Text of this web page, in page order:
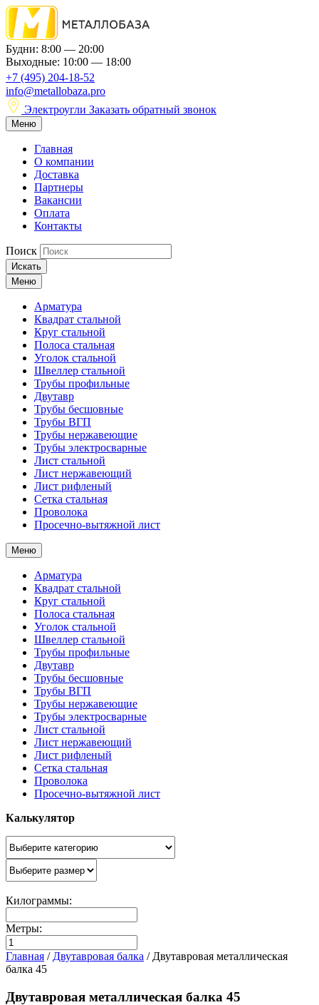
Будни: 8:00 — 20:00
Выходные: 10:00 — 18:00
+7 (495) 204-18-52
info@metallobaza.pro
Электроугли Заказать обратный звонок
Меню
Главная
О компании
Доставка
Партнеры
Вакансии
Оплата
Контакты
Поиск
Искать
Меню
Арматура
Квадрат стальной
Круг стальной
Полоса стальная
Уголок стальной
Швеллер стальной
Трубы профильные
Двутавр
Трубы бесшовные
Трубы ВГП
Трубы нержавеющие
Трубы электросварные
Лист стальной
Лист нержавеющий
Лист рифленый
Сетка стальная
Проволока
Просечно-вытяжной лист
Меню
Арматура
Квадрат стальной
Круг стальной
Полоса стальная
Уголок стальной
Швеллер стальной
Трубы профильные
Двутавр
Трубы бесшовные
Трубы ВГП
Трубы нержавеющие
Трубы электросварные
Лист стальной
Лист нержавеющий
Лист рифленый
Сетка стальная
Проволока
Просечно-вытяжной лист
Калькулятор
Килограммы:
Метры:
Главная / Двутавровая балка / Двутавровая металлическая
балка 45
Двутавровая металлическая балка 45